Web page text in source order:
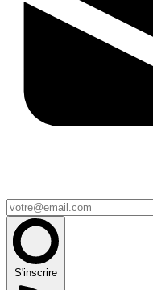
S'inscrire